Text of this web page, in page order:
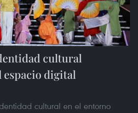
cultural
espacio digital
cultural en el entorno